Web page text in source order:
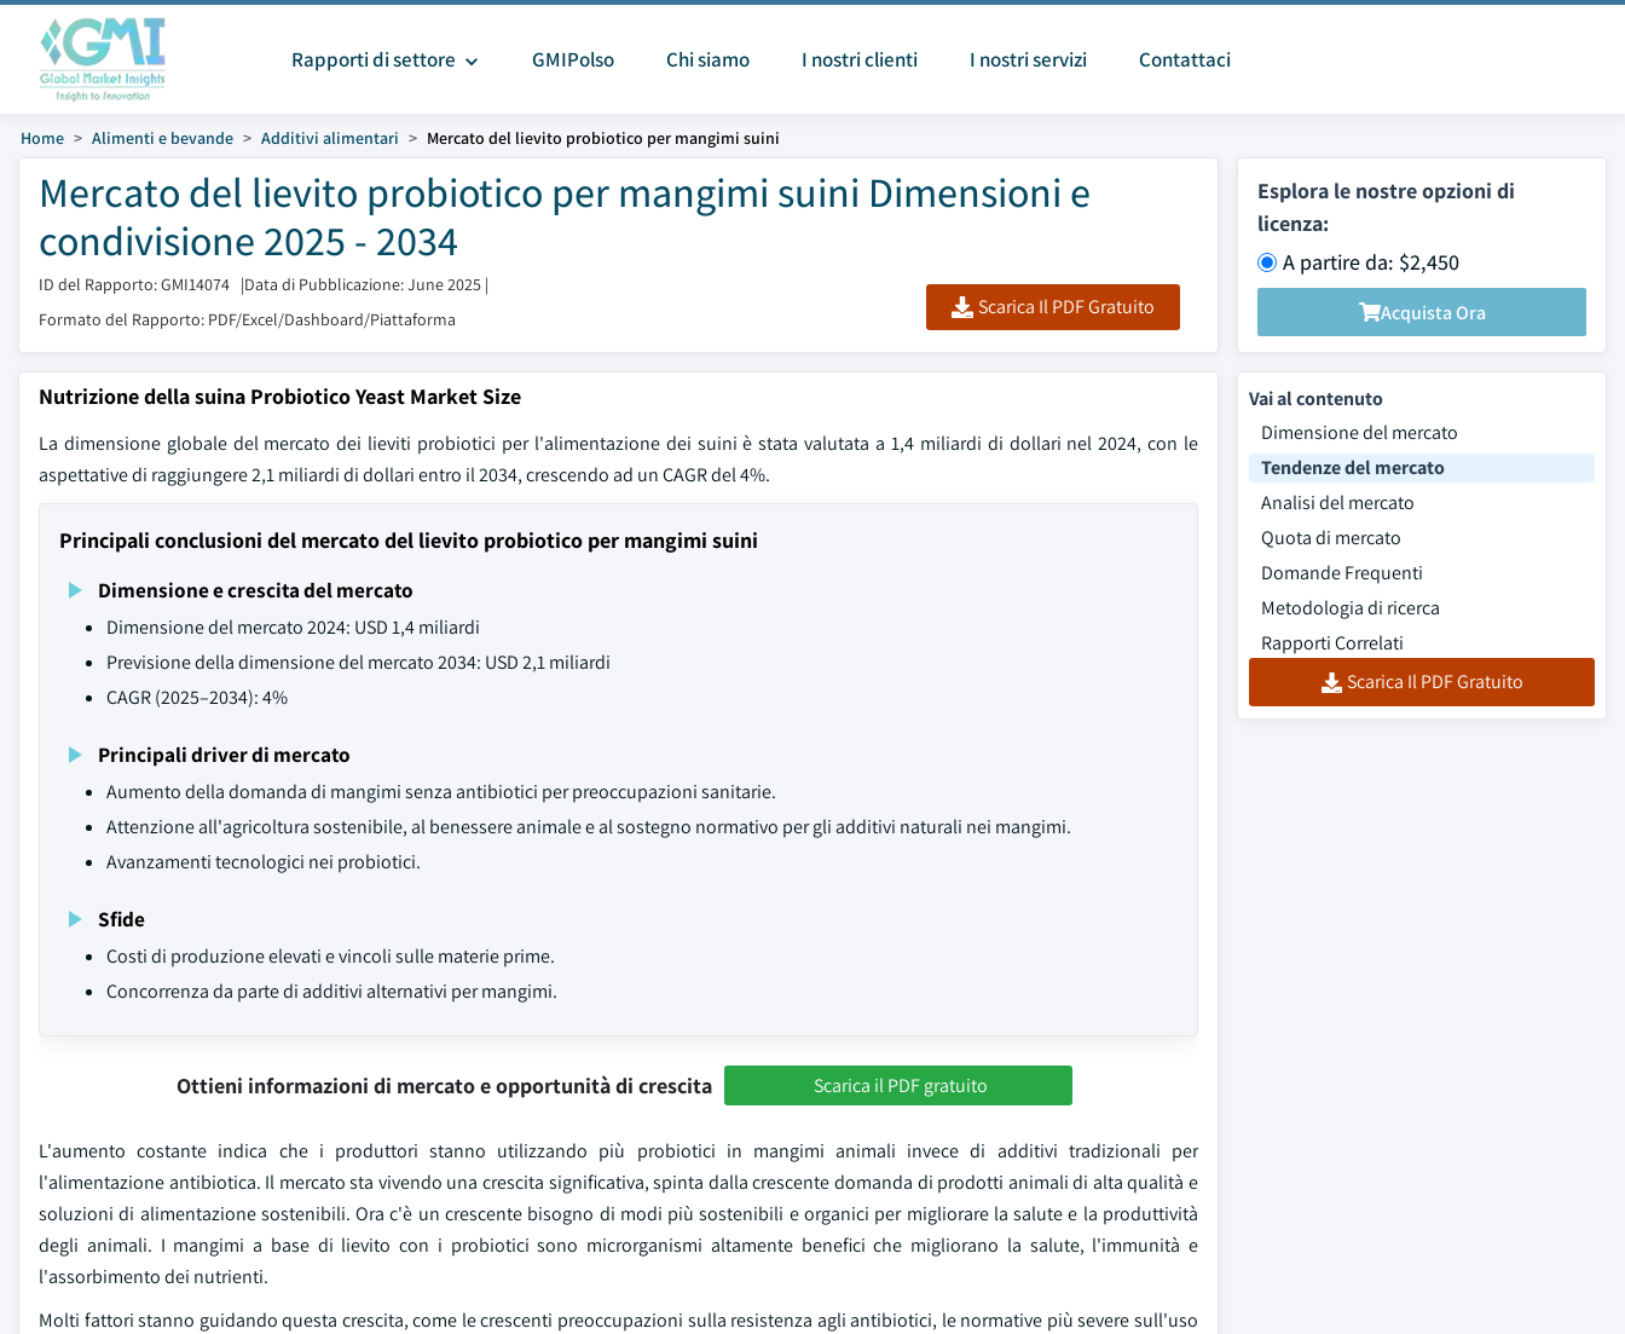
Rapporti di settore GMIPolso Chi siamo I nostri clienti I nostri servizi Contattaci
Home Alimenti e bevande Additivi alimentari Mercato del lievito probiotico per mangimi suini
Mercato del lievito probiotico per mangimi suini Dimensioni e
condivisione 2025 - 2034
ID del Rapporto: GMI14074 |Data di Pubblicazione: June 2025 |
Formato del Rapporto: PDF/Excel/Dashboard/Piattaforma
Scarica Il PDF Gratuito
Esplora le nostre opzioni di
licenza:
A partire da: $2,450
Acquista Ora
Nutrizione della suina Probiotico Yeast Market Size
La dimensione globale del mercato dei lieviti probiotici per l'alimentazione dei suini è stata valutata a 1,4 miliardi di dollari nel 2024, con le
aspettative di raggiungere 2,1 miliardi di dollari entro il 2034, crescendo ad un CAGR del 4%.
Principali conclusioni del mercato del lievito probiotico per mangimi suini
Dimensione e crescita del mercato
Dimensione del mercato 2024: USD 1,4 miliardi
Previsione della dimensione del mercato 2034: USD 2,1 miliardi
CAGR (2025–2034): 4%
Principali driver di mercato
Aumento della domanda di mangimi senza antibiotici per preoccupazioni sanitarie.
Attenzione all'agricoltura sostenibile, al benessere animale e al sostegno normativo per gli additivi naturali nei mangimi.
Avanzamenti tecnologici nei probiotici.
Sfide
Costi di produzione elevati e vincoli sulle materie prime.
Concorrenza da parte di additivi alternativi per mangimi.
Ottieni informazioni di mercato e opportunità di crescita Scarica il PDF gratuito
L'aumento costante indica che i produttori stanno utilizzando più probiotici in mangimi animali invece di additivi tradizionali per
l'alimentazione antibiotica. Il mercato sta vivendo una crescita significativa, spinta dalla crescente domanda di prodotti animali di alta qualità e
soluzioni di alimentazione sostenibili. Ora c'è un crescente bisogno di modi più sostenibili e organici per migliorare la salute e la produttività
degli animali. I mangimi a base di lievito con i probiotici sono microrganismi altamente benefici che migliorano la salute, l'immunità e
l'assorbimento dei nutrienti.
Molti fattori stanno guidando questa crescita, come le crescenti preoccupazioni sulla resistenza agli antibiotici, le normative più severe sull'uso
Vai al contenuto
Dimensione del mercato
Tendenze del mercato
Analisi del mercato
Quota di mercato
Domande Frequenti
Metodologia di ricerca
Rapporti Correlati
Scarica Il PDF Gratuito